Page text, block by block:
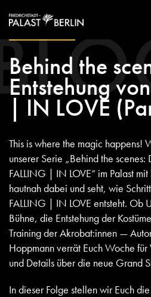
Behind the
Entstehung
| IN LOVE
This is where the magic happens!
unserer Serie „Behind the scenes:
FALLING | IN LOVE“ im Palast
hautnah dabei und seht, wie
FALLING | IN LOVE entsteht. Ob
Bühne, die Entstehung der
Training der Akrobat:innen —
Hoppmann verrät Euch Woche
und Details über die neue Grand
In dieser Folge stellen wir Euch